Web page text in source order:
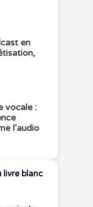
en
vocale :
l’audio
livre blanc